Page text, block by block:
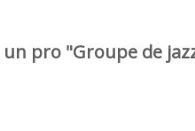
pro "Groupe de